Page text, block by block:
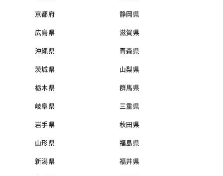
京都府 静岡県
広島県 滋賀県
沖縄県 青森県
茨城県 山梨県
栃木県 群馬県
岐阜県 三重県
岩手県 秋田県
山形県 福島県
新潟県 福井県